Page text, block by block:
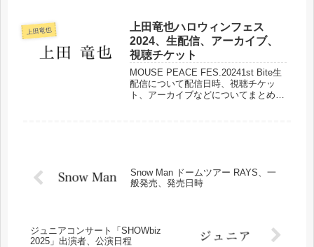
上田竜也
上田竜也ハロウィンフェス
2024、生配信、アーカイブ、
視聴チケット
MOUSE PEACE FES.20241st Bite生
配信について配信日時、視聴チケッ
ト、アーカイブなどについてまとめま
Snow Man ドームツアー RAYS、一
般発売、発売日時
ジュニアコンサート「SHOWbiz
2025」出演者、公演日程